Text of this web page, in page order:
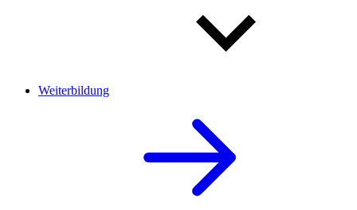
Weiterbildung